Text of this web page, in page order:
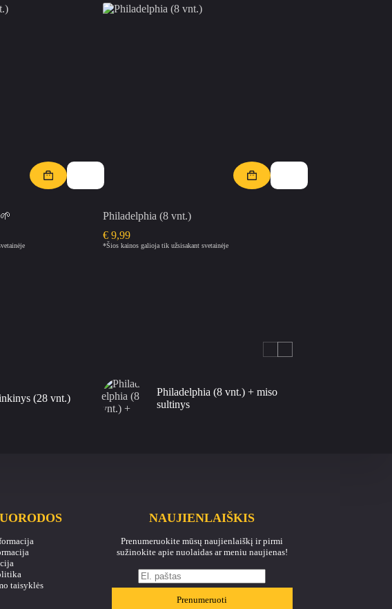
Philadelphia (8 vnt.)
€ 9,99
*Šios kainos galioja tik užsisakant svetainėje
(28 vnt.)
Philadelphia (8 vnt.) + miso
sultinys
taisyklės
NAUJIENLAIŠKIS
Prenumeruokite mūsų naujienlaiškį ir pirmi
sužinokite apie nuolaidas ar meniu naujienas!
Prenumeruoti